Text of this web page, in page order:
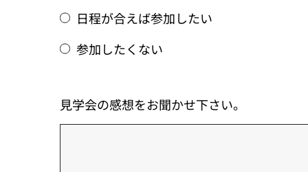
日程が合えば参加したい
参加したくない
見学会の感想をお聞かせ下さい。